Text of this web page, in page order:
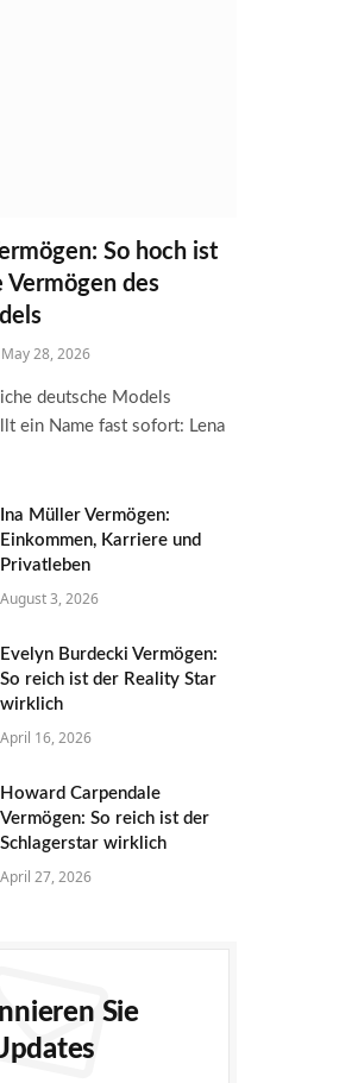
So hoch ist
Vermögen des
May 28, 2026
deutsche Models
ein Name fast sofort: Lena
Ina Müller Vermögen:
Einkommen, Karriere und
Privatleben
August 3, 2026
Evelyn Burdecki Vermögen:
So reich ist der Reality Star
wirklich
April 16, 2026
Howard Carpendale
Vermögen: So reich ist der
Schlagerstar wirklich
April 27, 2026
Sie